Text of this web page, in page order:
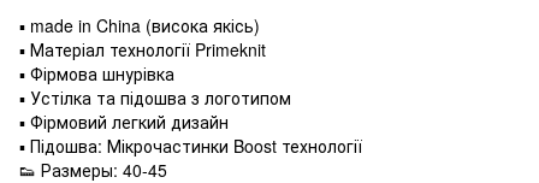
▪️ made in China (висока якісь)
▪ Матеріал технології Primeknit
▪ Фірмова шнурівка
▪ Устілка та підошва з логотипом
▪ Фірмовий легкий дизайн
▪ Підошва: Мікрочастинки Boost технології
👟 Размеры: 40-45